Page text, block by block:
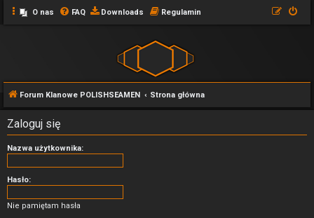
O nas FAQ Downloads Regulamin
Forum Klanowe POLISHSEAMEN Strona główna
Zaloguj się
Nazwa użytkownika:
Hasło:
Nie pamiętam hasła